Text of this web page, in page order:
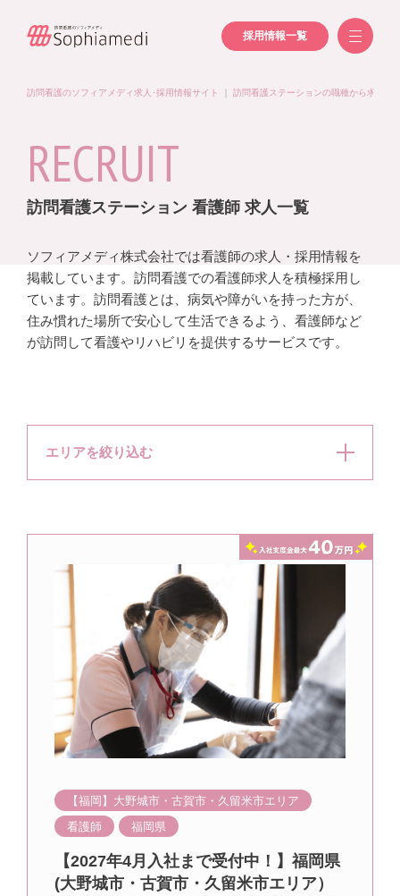
採用情報一覧
訪問看護のソフィアメディ求人･採用情報サイト 訪問看護ステーションの職種から求人を
RECRUIT
訪問看護ステーション 看護師 求人一覧
ソフィアメディ株式会社では看護師の求人・採用情報を
掲載しています。訪問看護での看護師求人を積極採用し
ています。訪問看護とは、病気や障がいを持った方が、
住み慣れた場所で安心して生活できるよう、看護師など
が訪問して看護やリハビリを提供するサービスです。
エリアを絞り込む
【福岡】大野城市・古賀市・久留米市エリア
看護師
福岡県
【2027年4月入社まで受付中！】福岡県
(大野城市・古賀市・久留米市エリア）